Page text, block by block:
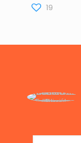
19